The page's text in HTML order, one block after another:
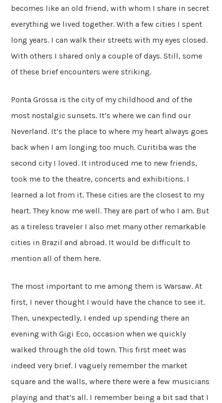
becomes like an old friend, with whom I share in secret
everything we lived together. With a few cities I spent
long years. I can walk their streets with my eyes closed.
With others I shared only a couple of days. Still, some
of these brief encounters were striking.
Ponta Grossa is the city of my childhood and of the
most nostalgic sunsets. It’s where we can find our
Neverland. It’s the place to where my heart always goes
back when I am longing too much. Curitiba was the
second city I loved. It introduced me to new friends,
took me to the theatre, concerts and exhibitions. I
learned a lot from it. These cities are the closest to my
heart. They know me well. They are part of who I am. But
as a tireless traveler I also met many other remarkable
cities in Brazil and abroad. It would be difficult to
mention all of them here.
The most important to me among them is Warsaw. At
first, I never thought I would have the chance to see it.
Then, unexpectedly, I ended up spending there an
evening with Gigi Eco, occasion when we quickly
walked through the old town. This first meet was
indeed very brief. I vaguely remember the market
square and the walls, where there were a few musicians
playing and that’s all. I remember being a bit sad that I